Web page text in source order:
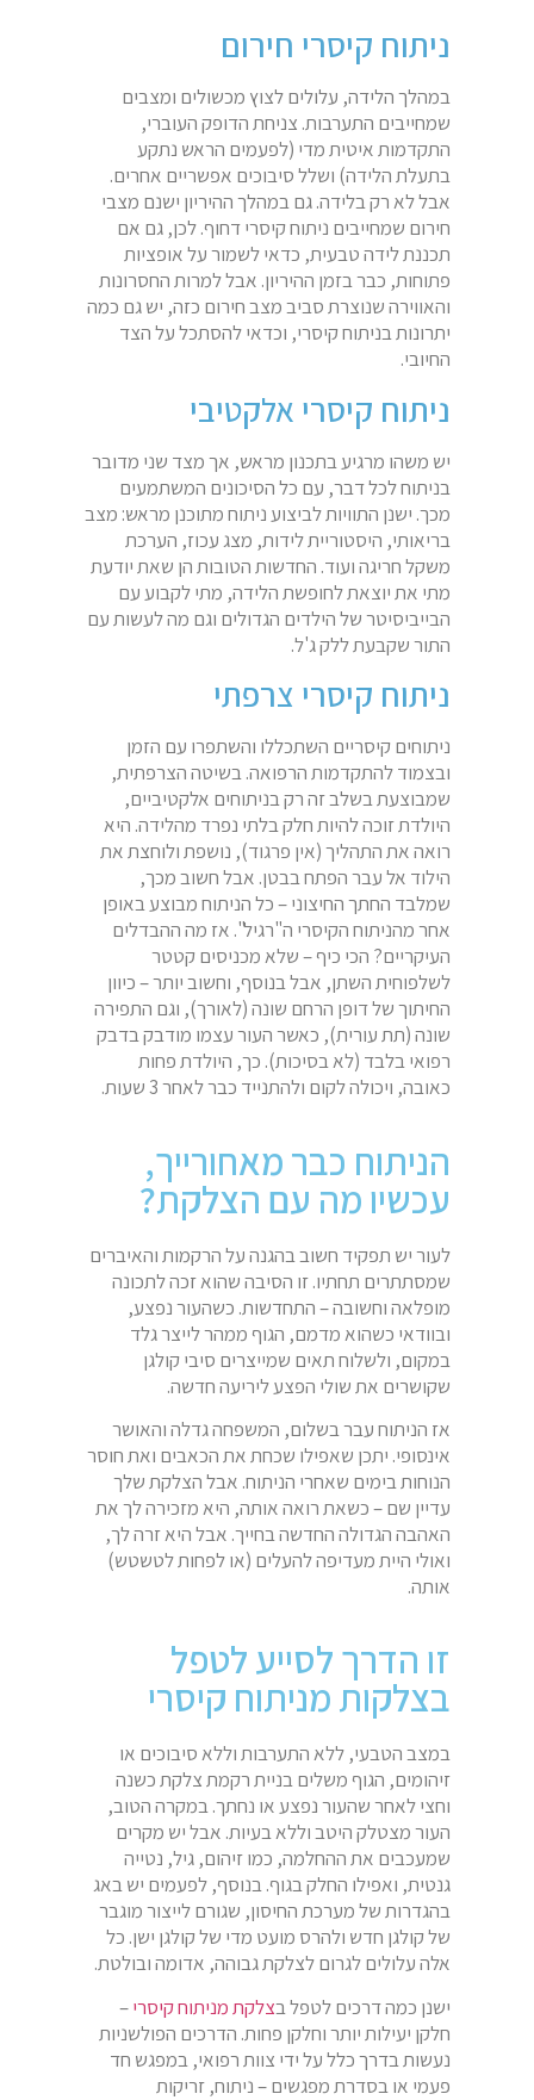
ניתוח קיסרי חירום
במהלך הלידה, עלולים לצוץ מכשולים ומצבים
שמחייבים התערבות. צניחת הדופק העוברי,
התקדמות איטית מדי (לפעמים הראש נתקע
בתעלת הלידה) ושלל סיבוכים אפשריים אחרים.
אבל לא רק בלידה. גם במהלך ההיריון ישנם מצבי
חירום שמחייבים ניתוח קיסרי דחוף. לכן, גם אם
תכננת לידה טבעית, כדאי לשמור על אופציות
פתוחות, כבר בזמן ההיריון. אבל למרות החסרונות
והאווירה שנוצרת סביב מצב חירום כזה, יש גם כמה
יתרונות בניתוח קיסרי, וכדאי להסתכל על הצד
החיובי.
ניתוח קיסרי אלקטיבי
יש משהו מרגיע בתכנון מראש, אך מצד שני מדובר
בניתוח לכל דבר, עם כל הסיכונים המשתמעים
מכך. ישנן התוויות לביצוע ניתוח מתוכנן מראש: מצב
בריאותי, היסטוריית לידות, מצג עכוז, הערכת
משקל חריגה ועוד. החדשות הטובות הן שאת יודעת
מתי את יוצאת לחופשת הלידה, מתי לקבוע עם
הבייביסיטר של הילדים הגדולים וגם מה לעשות עם
התור שקבעת ללק ג'ל.
ניתוח קיסרי צרפתי
ניתוחים קיסריים השתכללו והשתפרו עם הזמן
ובצמוד להתקדמות הרפואה. בשיטה הצרפתית,
שמבוצעת בשלב זה רק בניתוחים אלקטיביים,
היולדת זוכה להיות חלק בלתי נפרד מהלידה. היא
רואה את התהליך (אין פרגוד), נושפת ולוחצת את
הילוד אל עבר הפתח בבטן. אבל חשוב מכך,
שמלבד החתך החיצוני – כל הניתוח מבוצע באופן
אחר מהניתוח הקיסרי ה"רגיל". אז מה ההבדלים
העיקריים? הכי כיף – שלא מכניסים קטטר
לשלפוחית השתן, אבל בנוסף, וחשוב יותר – כיוון
החיתוך של דופן הרחם שונה (לאורך), וגם התפירה
שונה (תת עורית), כאשר העור עצמו מודבק בדבק
רפואי בלבד (לא בסיכות). כך, היולדת פחות
כאובה, ויכולה לקום ולהתנייד כבר לאחר 3 שעות.
הניתוח כבר מאחורייך,
עכשיו מה עם הצלקת?
לעור יש תפקיד חשוב בהגנה על הרקמות והאיברים
שמסתתרים תחתיו. זו הסיבה שהוא זכה לתכונה
מופלאה וחשובה – התחדשות. כשהעור נפצע,
ובוודאי כשהוא מדמם, הגוף ממהר לייצר גלד
במקום, ולשלוח תאים שמייצרים סיבי קולגן
שקושרים את שולי הפצע ליריעה חדשה.
אז הניתוח עבר בשלום, המשפחה גדלה והאושר
אינסופי. יתכן שאפילו שכחת את הכאבים ואת חוסר
הנוחות בימים שאחרי הניתוח. אבל הצלקת שלך
עדיין שם – כשאת רואה אותה, היא מזכירה לך את
האהבה הגדולה החדשה בחייך. אבל היא זרה לך,
ואולי היית מעדיפה להעלים (או לפחות לטשטש)
אותה.
זו הדרך לסייע לטפל
בצלקות מניתוח קיסרי
במצב הטבעי, ללא התערבות וללא סיבוכים או
זיהומים, הגוף משלים בניית רקמת צלקת כשנה
וחצי לאחר שהעור נפצע או נחתך. במקרה הטוב,
העור מצטלק היטב וללא בעיות. אבל יש מקרים
שמעכבים את ההחלמה, כמו זיהום, גיל, נטייה
גנטית, ואפילו החלק בגוף. בנוסף, לפעמים יש באג
בהגדרות של מערכת החיסון, שגורם לייצור מוגבר
של קולגן חדש ולהרס מועט מדי של קולגן ישן. כל
אלה עלולים לגרום לצלקת גבוהה, אדומה ובולטת.
ישנן כמה דרכים לטפל בצלקת מניתוח קיסרי–
חלקן יעילות יותר וחלקן פחות. הדרכים הפולשניות
נעשות בדרך כלל על ידי צוות רפואי, במפגש חד
פעמי או בסדרת מפגשים – ניתוח, זריקות